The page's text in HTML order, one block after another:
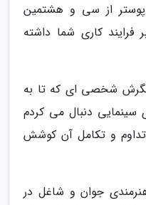
پوستر از سی و هشتمین
فرایند کاری شما داشته
شخصی ای که تا به
سینمایی دنبال می کردم
تداوم و تکامل آن کوشش
جوان و شاغل در